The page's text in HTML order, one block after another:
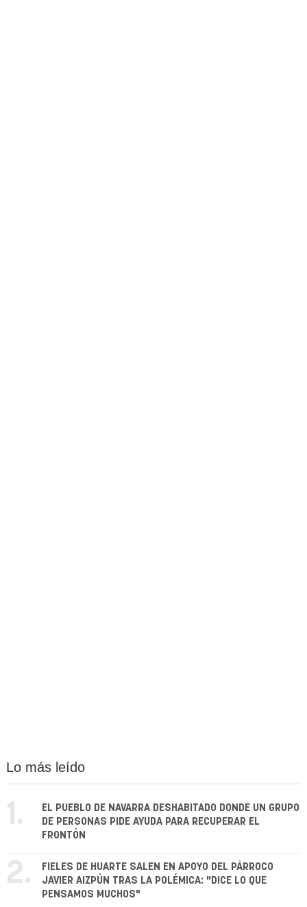
Lo más leído
1.
EL PUEBLO DE NAVARRA DESHABITADO DONDE UN GRUPO
DE PERSONAS PIDE AYUDA PARA RECUPERAR EL
FRONTÓN
2.
FIELES DE HUARTE SALEN EN APOYO DEL PÁRROCO
JAVIER AIZPÚN TRAS LA POLÉMICA: "DICE LO QUE
PENSAMOS MUCHOS"